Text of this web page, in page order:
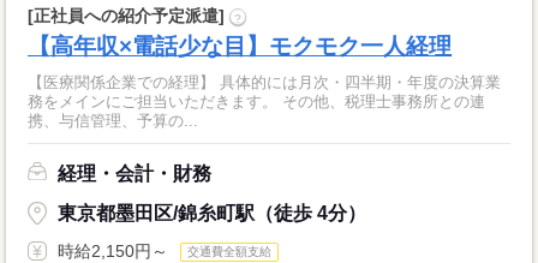
[正社員への紹介予定派遣] ?
【高年収×電話少な目】モクモク一人経理
【医療関係企業での経理】 具体的には月次・四半期・年度の決算業
務をメインにご担当いただきます。 その他、税理士事務所との連
携、与信管理、予算の...
経理・会計・財務
東京都墨田区/錦糸町駅（徒歩 4分）
時給2,150円～ 交通費全額支給